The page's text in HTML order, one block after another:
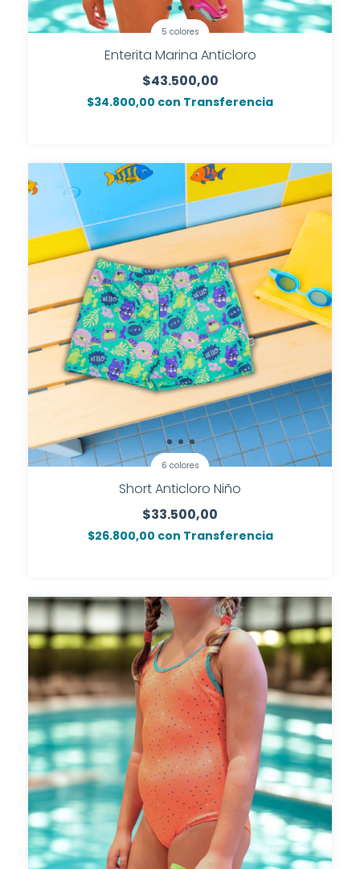
5 colores
Enterita Marina Anticloro
$43.500,00
$34.800,00 con Transferencia
6 colores
Short Anticloro Niño
$33.500,00
$26.800,00 con Transferencia